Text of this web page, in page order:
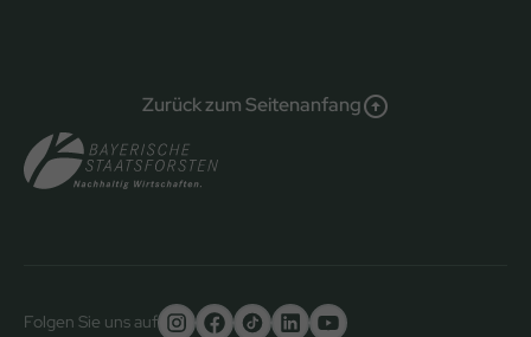
Zurück zum Seitenanfang
Folgen Sie uns auf